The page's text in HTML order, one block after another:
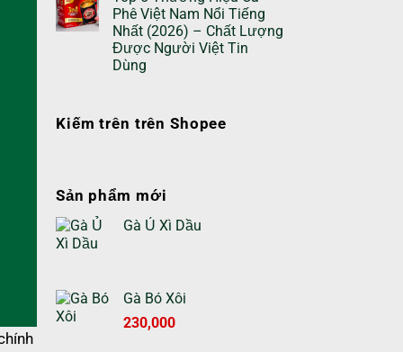
Phê Việt Nam Nổi Tiếng
Nhất (2026) – Chất Lượng
Được Người Việt Tin
Dùng
Kiếm trên trên Shopee
Sản phẩm mới
Gà Ủ Xì Dầu
Gà Bó Xôi
230,000